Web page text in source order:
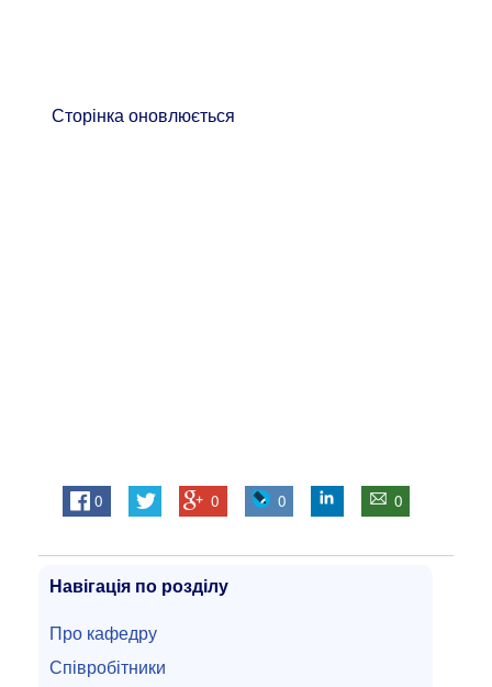
Сторінка оновлюється
0 0 0 0
Навігація по розділу
Про кафедру
Співробітники